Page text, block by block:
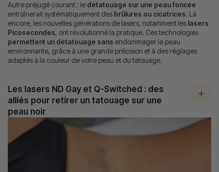
Autre préjugé courant : le détatouage sur une peau foncée
entraînerait systématiquement des brûlures ou cicatrices. Là
encore, les nouvelles générations de lasers, notamment les lasers
Picosecondes, ont révolutionné la pratique. Ces technologies
permettent un détatouage sans endommager la peau
environnante, grâce à une grande précision et à des réglages
adaptés à la couleur de votre peau et du tatouage.
Les lasers ND Gay et Q-Switched : des
alliés pour retirer un tatouage sur une
peau noir